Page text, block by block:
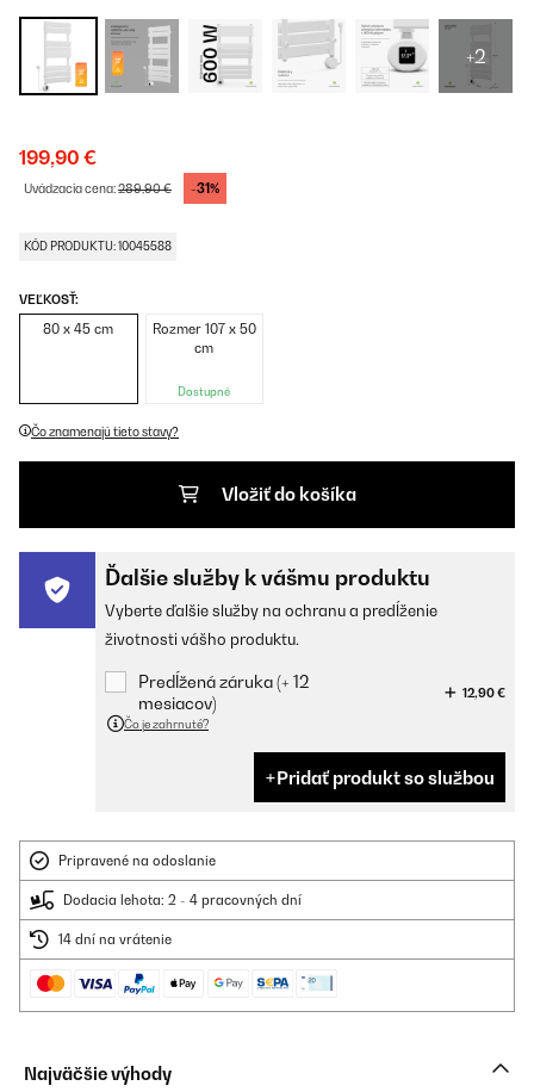
+2
199,90 €
Uvádzacia cena:289,90 € -31%
KÓD PRODUKTU: 10045588
VEĽKOSŤ:
80 x 45 cm
Rozmer 107 x 50
cm
Dostupné
Čo znamenajú tieto stavy?
Vložiť do košíka
Ďalšie služby k vášmu produktu
Vyberte ďalšie služby na ochranu a predĺženie
životnosti vášho produktu.
Predĺžená záruka (+ 12
mesiacov)
12,90 €
Čo je zahrnuté?
Pridať produkt so službou
Pripravené na odoslanie
Dodacia lehota: 2 - 4 pracovných dní
14 dní na vrátenie
Najväčšie výhody